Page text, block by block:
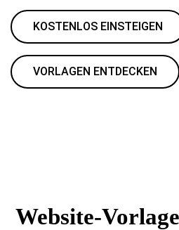
KOSTENLOS EINSTEIGEN
VORLAGEN ENTDECKEN
Website-